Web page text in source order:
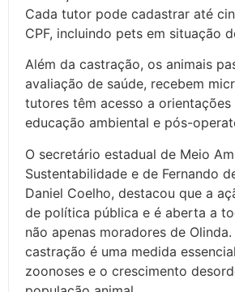
Cada tutor pode cadastrar até
CPF, incluindo pets em situação
Além da castração, os animais
avaliação de saúde, recebem
tutores têm acesso a
educação ambiental e pós-
O secretário estadual de Meio
Sustentabilidade e de Fernando
Daniel Coelho, destacou que a
de política pública e é aberta a
não apenas moradores de
castração é uma medida
zoonoses e o crescimento